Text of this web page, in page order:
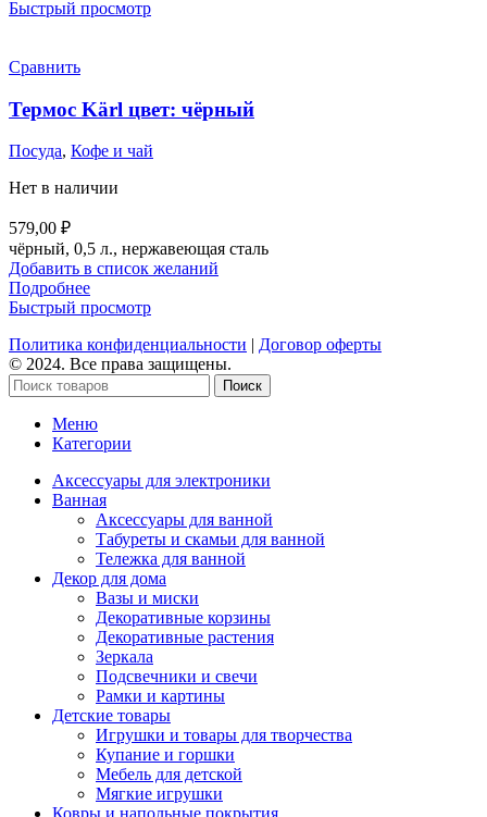
Быстрый просмотр
Сравнить
Термос Kärl цвет: чёрный
Посуда, Кофе и чай
Нет в наличии
579,00 ₽
чёрный, 0,5 л., нержавеющая сталь
Добавить в список желаний
Подробнее
Быстрый просмотр
Политика конфиденциальности | Договор оферты
© 2024. Все права защищены.
Поиск
Меню
Категории
Аксессуары для электроники
Ванная
Аксессуары для ванной
Табуреты и скамьи для ванной
Тележка для ванной
Декор для дома
Вазы и миски
Декоративные корзины
Декоративные растения
Зеркала
Подсвечники и свечи
Рамки и картины
Детские товары
Игрушки и товары для творчества
Купание и горшки
Мебель для детской
Мягкие игрушки